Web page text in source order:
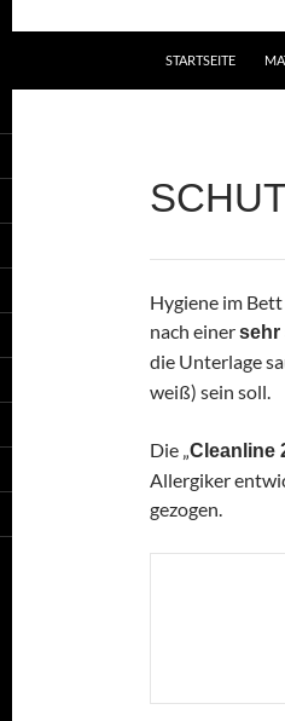
STARTSEITE
Hygiene im
nach einersehr
die Unterlage
weiß) sein soll.
Die „Cleanline
Allergiker
gezogen.